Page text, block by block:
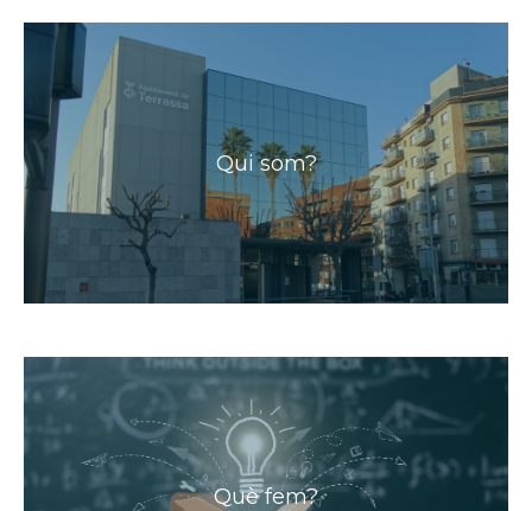
Qui som?
Què fem?